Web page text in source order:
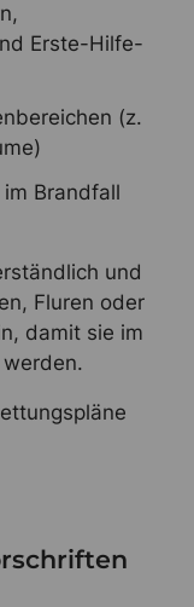
Erste-Hilfe-
(z.
Brandfall
und
Fluren oder
damit sie im